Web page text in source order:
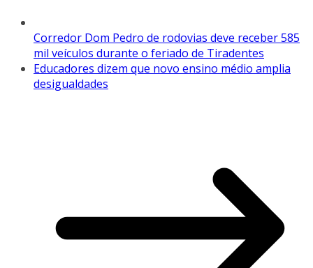
Corredor Dom Pedro de rodovias deve receber 585
mil veículos durante o feriado de Tiradentes
Educadores dizem que novo ensino médio amplia
desigualdades